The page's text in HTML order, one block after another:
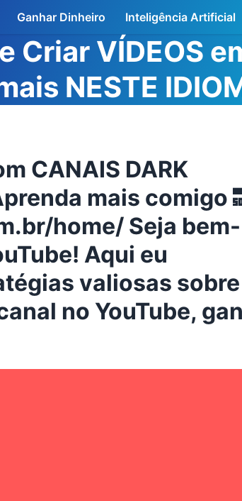
Ganhar Dinheiro Inteligência Artificial
Criar VÍDEOS
NESTE
CANAIS DARK
mais comigo
home/ Seja bem-
Aqui eu
valiosas sobre
no YouTube,